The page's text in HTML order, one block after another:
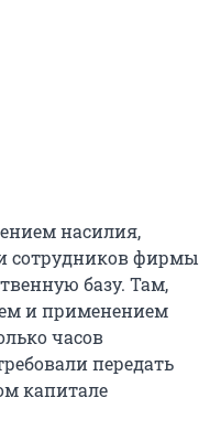
насилия,
сотрудников фирмы
базу. Там,
и применением
часов
передать
капитале